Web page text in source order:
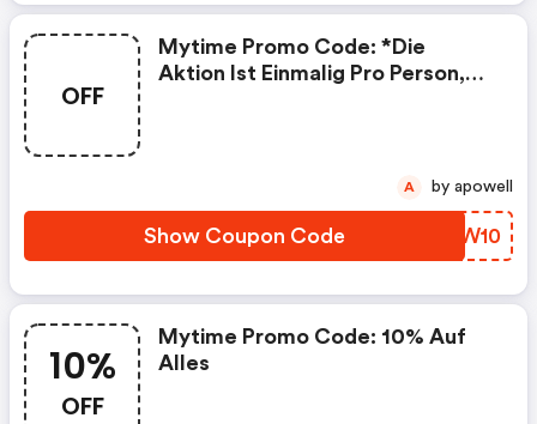
OFF
Mytime Promo Code: *die
Aktion Ist Einmalig Pro Person,
Babynahrung, Pfand Und Bereits
Ausgeschlossen.
Show Coupon Code YFBW10
A by apowell
10%
OFF
Mytime Promo Code: 10% Auf
Alles